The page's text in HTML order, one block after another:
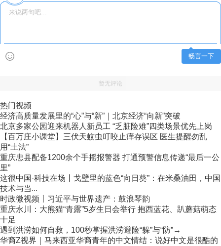
畅言一下
暂无评论
热门视频
经济高质量发展里的“心”与“新”｜北京经济“向新”突破
北京多家公园迎来机器人新员工 “乏脏险难”四类场景优先上岗
【百万庄小课堂】三伏天蚊虫叮咬止痒存误区 医生提醒勿乱
用“土法”
重庆忠县配备1200余个手摇报警器 打通预警信息传递“最后一公
里”
这很中国·科技在场丨戈壁里的蓝色“向日葵”：在米桑油田，中国
技术与当...
时政微视频丨习近平与世界遗产：鼓浪琴韵
重庆永川：大熊猫“青露”5岁生日会举行 抱西蓝花、趴蘑菇萌态
十足
遇到洪涝如何自救，100秒掌握洪涝避险“躲”与“防”→
华裔Z视界｜马来西亚华裔青年的中文情结：说好中文是很酷的